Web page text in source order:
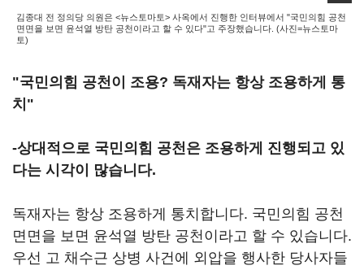
김종대 전 정의당 의원은 <뉴스토마토> 사옥에서 진행한 인터뷰에서 "국민의힘 공천
면면을 보면 윤석열 방탄 공천이라고 할 수 있다"고 주장했습니다. (사진=뉴스토마
토)
"국민의힘 공천이 조용? 독재자는 항상 조용하게 통
치"
-상대적으로 국민의힘 공천은 조용하게 진행되고 있
다는 시각이 많습니다.
독재자는 항상 조용하게 통치합니다. 국민의힘 공천
면면을 보면 윤석열 방탄 공천이라고 할 수 있습니다.
우선 고 채수근 상병 사건에 외압을 행사한 당사자들